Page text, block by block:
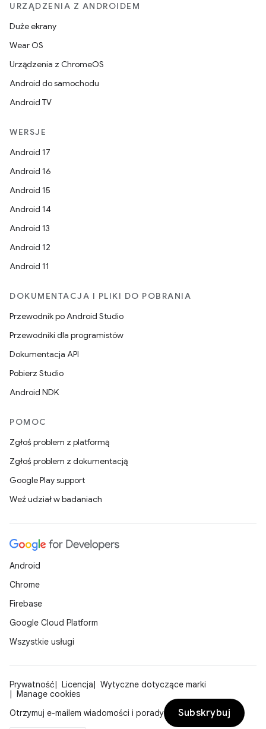
URZĄDZENIA Z ANDROIDEM
Duże ekrany
Wear OS
Urządzenia z ChromeOS
Android do samochodu
Android TV
WERSJE
Android 17
Android 16
Android 15
Android 14
Android 13
Android 12
Android 11
DOKUMENTACJA I PLIKI DO POBRANIA
Przewodnik po Android Studio
Przewodniki dla programistów
Dokumentacja API
Pobierz Studio
Android NDK
POMOC
Zgłoś problem z platformą
Zgłoś problem z dokumentacją
Google Play support
Weź udział w badaniach
Android
Chrome
Firebase
Google Cloud Platform
Wszystkie usługi
Prywatność Licencja
Wytyczne dotyczące marki
Manage cookies
Otrzymuj e-mailem wiadomości i porady
Subskrybuj